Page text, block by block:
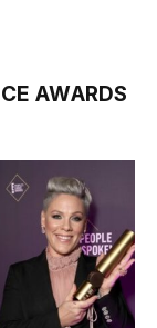
AWARDS